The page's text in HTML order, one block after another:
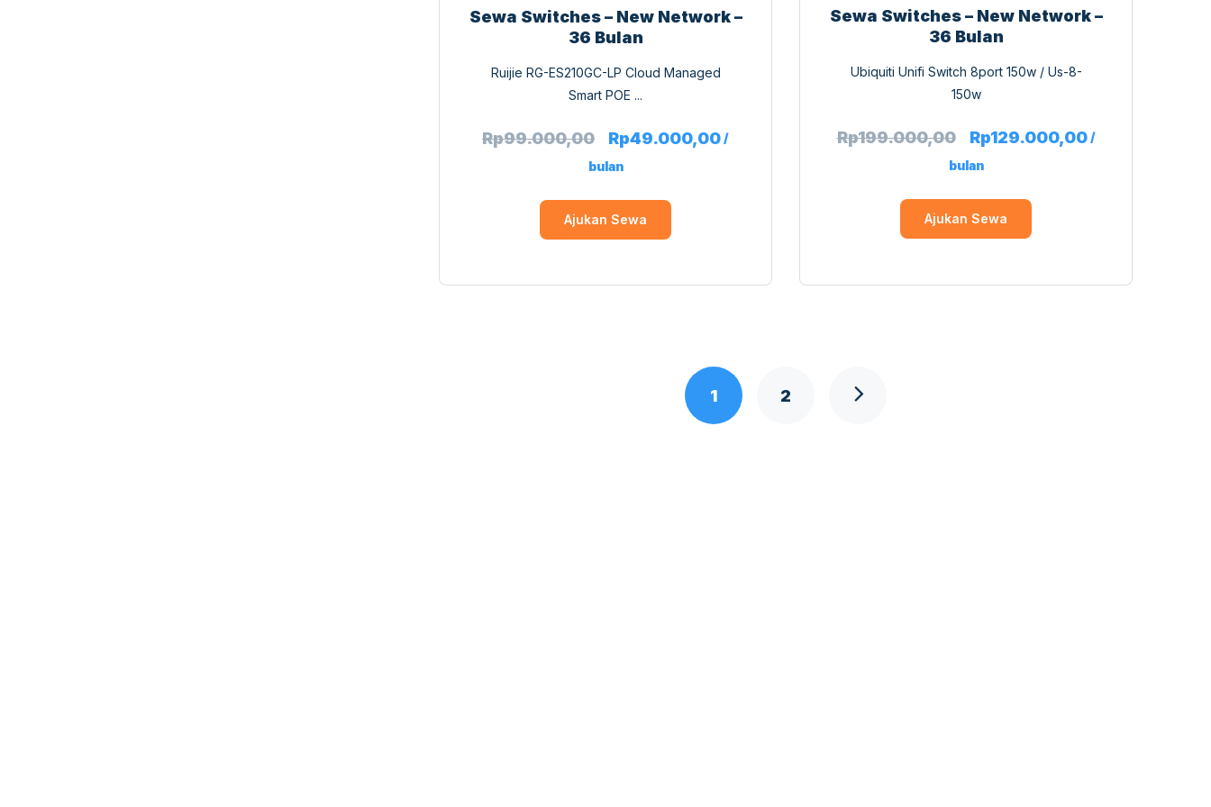
Sewa Switches – New Network –
36 Bulan
Ruijie RG-ES210GC-LP Cloud Managed
Smart POE ...
Rp99.000,00 Rp49.000,00/
bulan
Ajukan Sewa
Sewa Switches – New Network –
36 Bulan
Ubiquiti Unifi Switch 8port 150w / Us-8-
150w
Rp199.000,00 Rp129.000,00/
bulan
Ajukan Sewa
1 2